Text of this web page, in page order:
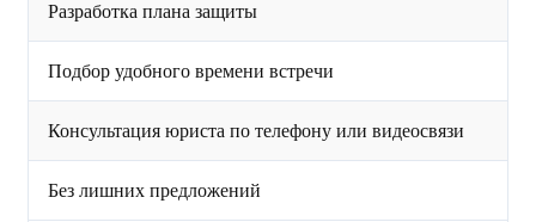
Разработка плана защиты
Подбор удобного времени встречи
Консультация юриста по телефону или видеосвязи
Без лишних предложений